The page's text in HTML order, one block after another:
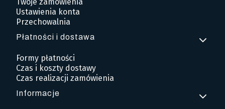
Ustawienia konta
Przechowalnia
Płatności i dostawa
Formy płatności
Czas i koszty dostawy
Czas realizacji zamówienia
Informacje